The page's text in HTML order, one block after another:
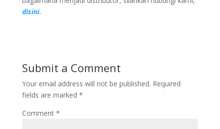
disini.
Submit a Comment
Your email address will not be published. Required
fields are marked *
Comment *